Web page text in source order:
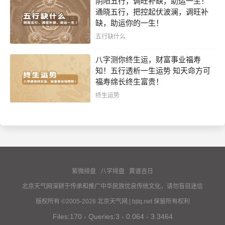
通晓五行，把控起伏波澜，调旺补
缺，助运你的一生！
五行缺什么
八字测你终生运，财富事业福寿
知！五行透析一生运势 知天命方可
福寿绵长终生富贵！
终生运势
紫微排盘 八字排盘 黄道吉日
北京天气网深耕于传承和推广中华民族优良传统文化，请勿盲目迷信
版权所有 ©2005-2026 北京天气网 | bjtq.net 保留所有权利
Files:170 - Queries:3 - 0.064 - 3.3464